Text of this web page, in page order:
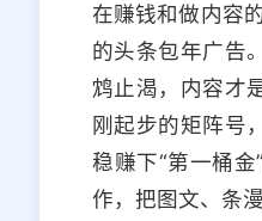
在赚钱和做内容
的头条包年广告
鸩止渴，内容才
刚起步的矩阵号
稳赚下“第一桶
作，把图文、条